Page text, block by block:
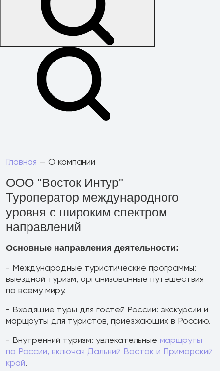
Главная — О компании
ООО "Восток Интур"
Туроператор международного
уровня с широким спектром
направлений
Основные направления деятельности:
- Международные туристические программы:
выездной туризм, организованные путешествия
по всему миру.
- Входящие туры для гостей России: экскурсии и
маршруты для туристов, приезжающих в Россию.
- Внутренний туризм: увлекательные маршруты
по России, включая Дальний Восток и Приморский
край.